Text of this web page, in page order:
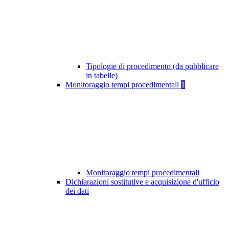
Tipologie di procedimento (da pubblicare
in tabelle)
Monitoraggio tempi procedimentali 1
Monitoraggio tempi procedimentali
Dichiarazioni sostitutive e acquisizione d'ufficio
dei dati